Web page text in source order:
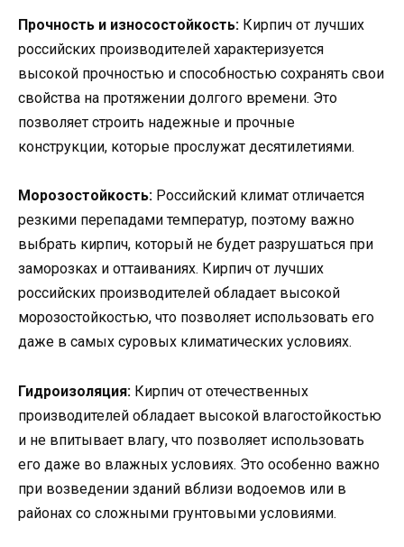
Прочность и износостойкость: Кирпич от лучших
российских производителей характеризуется
высокой прочностью и способностью сохранять свои
свойства на протяжении долгого времени. Это
позволяет строить надежные и прочные
конструкции, которые прослужат десятилетиями.
Морозостойкость: Российский климат отличается
резкими перепадами температур, поэтому важно
выбрать кирпич, который не будет разрушаться при
заморозках и оттаиваниях. Кирпич от лучших
российских производителей обладает высокой
морозостойкостью, что позволяет использовать его
даже в самых суровых климатических условиях.
Гидроизоляция: Кирпич от отечественных
производителей обладает высокой влагостойкостью
и не впитывает влагу, что позволяет использовать
его даже во влажных условиях. Это особенно важно
при возведении зданий вблизи водоемов или в
районах со сложными грунтовыми условиями.